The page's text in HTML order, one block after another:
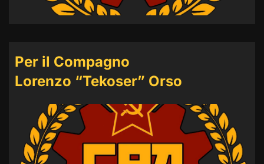
Per il Compagno
Lorenzo “Tekoser” Orso